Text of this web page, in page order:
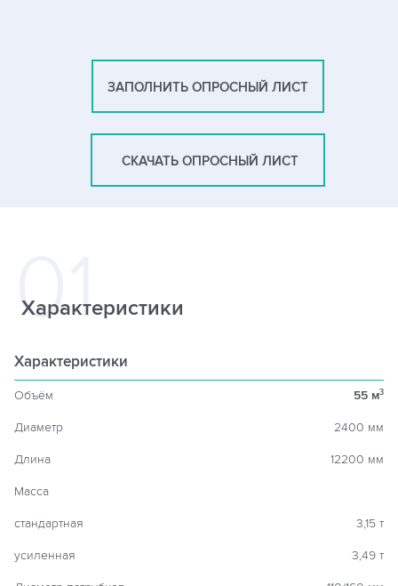
ЗАПОЛНИТЬ ОПРОСНЫЙ ЛИСТ
СКАЧАТЬ ОПРОСНЫЙ ЛИСТ
Характеристики
Характеристики
Объём 55 м3
Диаметр 2400 мм
Длина 12200 мм
Масса
стандартная 3,15 т
усиленная 3,49 т